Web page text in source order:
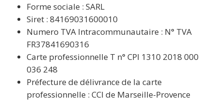
Forme sociale : SARL
Siret : 84169031600010
Numero TVA Intracommunautaire : N° TVA
FR37841690316
Carte professionnelle T n° CPI 1310 2018 000
036 248
Préfecture de délivrance de la carte
professionnelle : CCI de Marseille-Provence